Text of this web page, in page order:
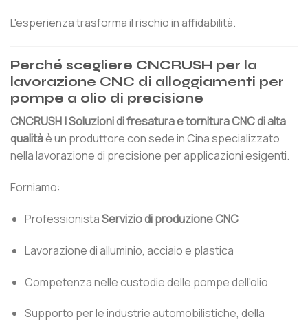
L'esperienza trasforma il rischio in affidabilità.
Perché scegliere CNCRUSH per la
lavorazione CNC di alloggiamenti per
pompe a olio di precisione
CNCRUSH | Soluzioni di fresatura e tornitura CNC di alta
qualitàè un produttore con sede in Cina specializzato
nella lavorazione di precisione per applicazioni esigenti.
Forniamo:
ProfessionistaServizio di produzione CNC
Lavorazione di alluminio, acciaio e plastica
Competenza nelle custodie delle pompe dell'olio
Supporto per le industrie automobilistiche, della